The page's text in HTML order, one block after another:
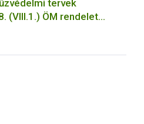
tervek
(VIII.1.) ÖM rendelet